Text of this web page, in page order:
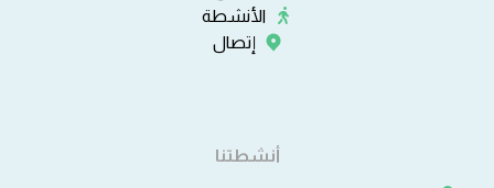
الأنشطة
إتصال
أنشطتنا